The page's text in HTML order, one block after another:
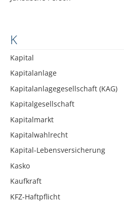
K
Kapital
Kapitalanlage
Kapitalanlagegesellschaft (KAG)
Kapitalgesellschaft
Kapitalmarkt
Kapitalwahlrecht
Kapital-Lebensversicherung
Kasko
Kaufkraft
KFZ-Haftpflicht